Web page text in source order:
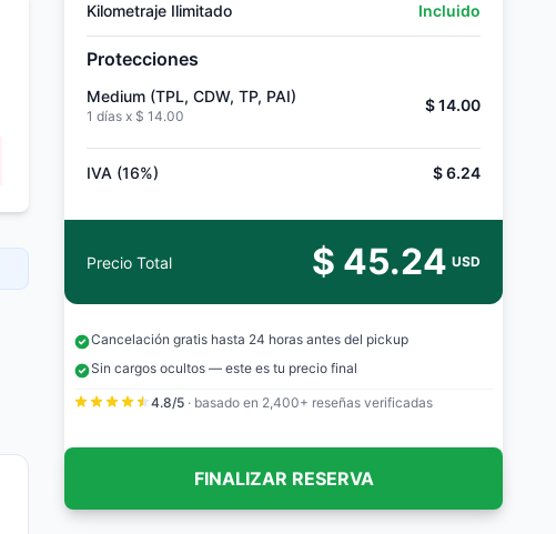
Kilometraje Ilimitado Incluido
Protecciones
Medium (TPL, CDW, TP, PAI)
1 días x $ 14.00
$ 14.00
IVA (16%) $ 6.24
Precio Total $ 45.24 USD
Cancelación gratis hasta 24 horas antes del pickup
Sin cargos ocultos — este es tu precio final
4.8/5 · basado en 2,400+ reseñas verificadas
FINALIZAR RESERVA